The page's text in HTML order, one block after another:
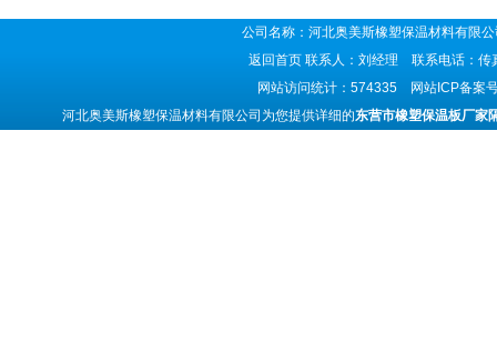
公司名称：河北奥美斯橡塑保温材料有
返回首页 联系人：刘经理 联系电话：
网站访问统计：574335 网站ICP备案
河北奥美斯橡塑保温材料有限公司为您提供详细的东营市橡塑保温板厂家